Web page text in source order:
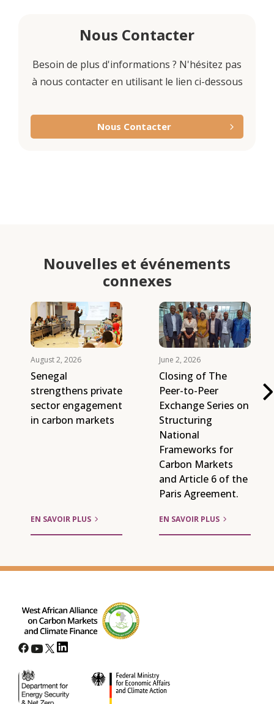
Nous Contacter
Besoin de plus d'informations ? N'hésitez pas
à nous contacter en utilisant le lien ci-dessous
Nous Contacter
Nouvelles et événements
connexes
August 2, 2026
Senegal
strengthens private
sector engagement
in carbon markets
EN SAVOIR PLUS
June 2, 2026
Closing of The
Peer-to-Peer
Exchange Series on
Structuring
National
Frameworks for
Carbon Markets
and Article 6 of the
Paris Agreement.
EN SAVOIR PLUS